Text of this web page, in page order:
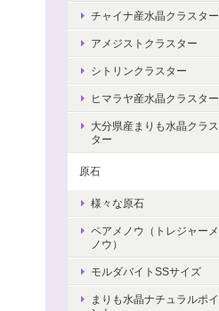
チャイナ産水晶クラスター
アメジストクラスター
シトリンクラスター
ヒマラヤ産水晶クラスター
大分県産まりも水晶クラス
ター
原石
様々な原石
ペアメノウ（トレジャーメ
ノウ）
モルダバイトSSサイズ
まりも水晶ナチュラルポイ